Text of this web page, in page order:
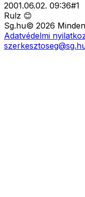
2001.06.02. 09:36#1
Rulz 😊
Sg.hu© 2026
Adatvédelmi